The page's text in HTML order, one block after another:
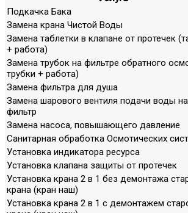
Подкачка Бака
Замена крана Чистой Воды
Замена таблетки в клапане от протечек
+ работа)
Замена трубок на фильтре обратного
трубки + работа)
Замена фильтра для душа
Замена шарового вентиля подачи воды на
фильтр
Замена насоса, повышающего давление
Санитарная обработка Осмотических
Установка индикатора ресурса
Установка клапана защиты от протечек
Установка крана 2 в 1 без демонтажа
крана (кран наш)
Установка крана 2 в 1 с демонтажем